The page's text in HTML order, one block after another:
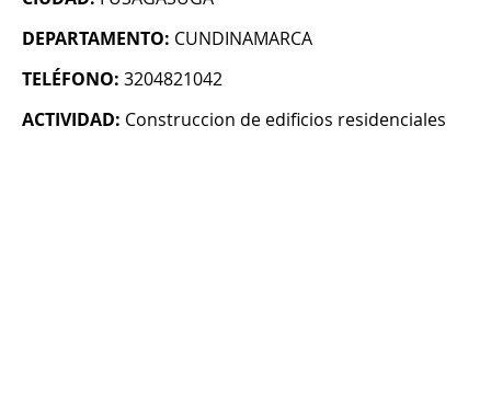
DEPARTAMENTO: CUNDINAMARCA
TELÉFONO: 3204821042
ACTIVIDAD: Construccion de edificios residenciales